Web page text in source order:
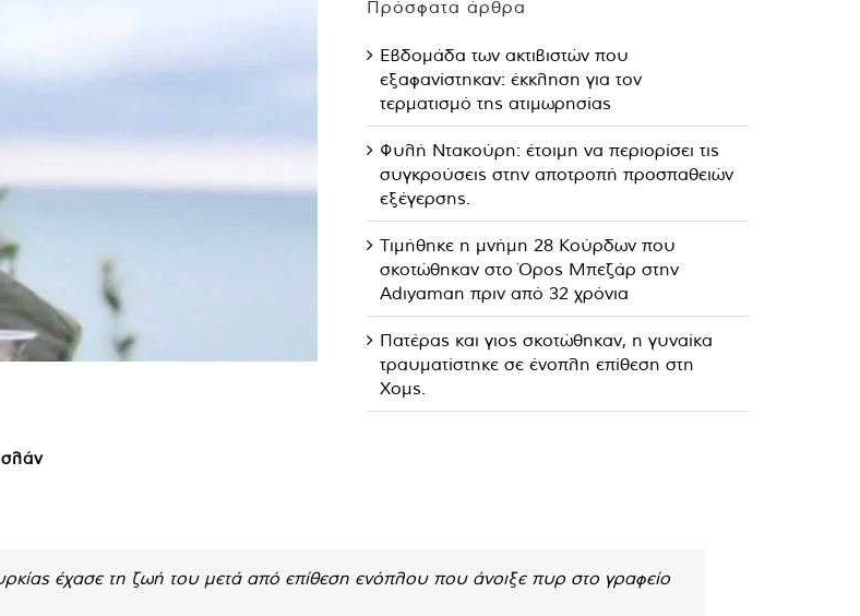
Πρόσφατα άρθρα
Εβδομάδα των ακτιβιστών που
εξαφανίστηκαν: έκκληση για τον
τερματισμό της ατιμωρησίας
Φυλή Ντακούρη: έτοιμη να περιορίσει τις
συγκρούσεις στην αποτροπή προσπαθειών
εξέγερσης.
Τιμήθηκε η μνήμη 28 Κούρδων που
σκοτώθηκαν στο Όρος Μπεζάρ στην
Adıyaman πριν από 32 χρόνια
Πατέρας και γιος σκοτώθηκαν, η γυναίκα
τραυματίστηκε σε ένοπλη επίθεση στη
Χομς.
έχασε τη ζωή του μετά από επίθεση ενόπλου που άνοιξε πυρ στο γραφείο